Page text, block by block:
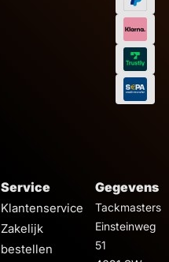
Inhoud
Service
Klantenservice
Zakelijk
bestellen
Gegevens
Tackmasters
Einsteinweg
51